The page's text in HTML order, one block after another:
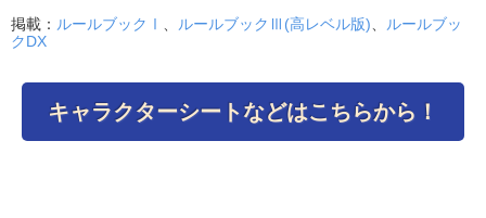
掲載： ルールブックⅠ ルールブックⅢ(高レベル版)
ルールブッ
クDX
キャラクターシートなどはこちらから！